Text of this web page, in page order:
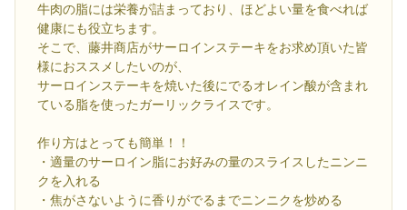
牛肉の脂には栄養が詰まっており、ほどよい量を食べれば
健康にも役立ちます。
そこで、藤井商店がサーロインステーキをお求め頂いた皆
様におススメしたいのが、
サーロインステーキを焼いた後にでるオレイン酸が含まれ
ている脂を使ったガーリックライスです。
作り方はとっても簡単！！
・適量のサーロイン脂にお好みの量のスライスしたニンニ
クを入れる
・焦がさないように香りがでるまでニンニクを炒める